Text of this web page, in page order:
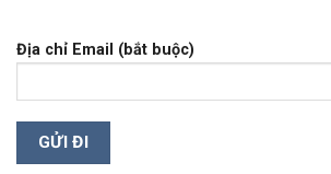
Địa chỉ Email (bắt buộc)